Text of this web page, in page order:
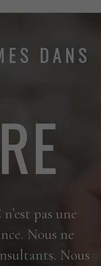
DANS
pas une
Nous ne
Nous